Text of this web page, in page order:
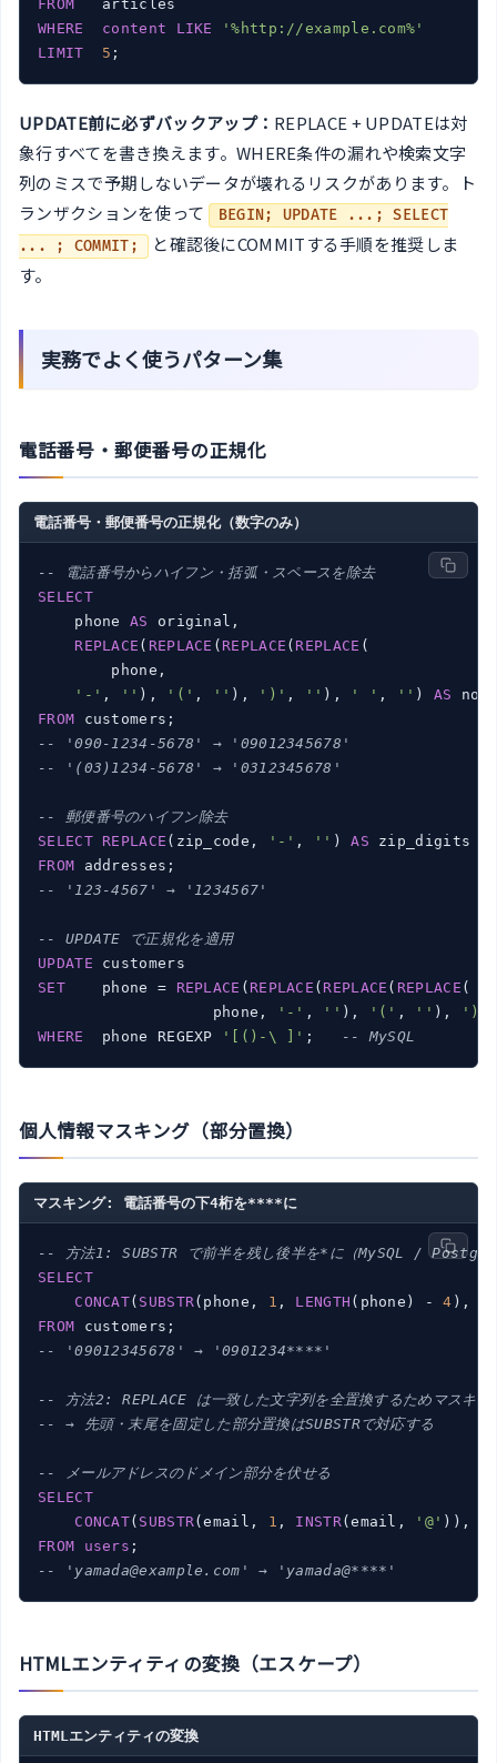
FROM
WHERE
content LIKE
'%http://example.com%'
LIMIT
5
UPDATE前に必ずバックアップ： REPLACE + UPDATEは対
象行すべてを書き換えます。WHERE条件の漏れや検索文字
列のミスで予期しないデータが壊れるリスクがあります。ト
ランザクションを使って
BEGIN; UPDATE ...; SELECT
... ; COMMIT;
と確認後にCOMMITする手順を推奨しま
す。
実務でよく使うパターン集
電話番号・郵便番号の正規化
電話番号・郵便番号の正規化（数字のみ）
-- 電話番号からハイフン・括弧・スペースを除去
SELECT
    phone
AS
original,
REPLACE ( REPLACE ( REPLACE ( REPLACE (
        phone,
'-' , '' ), '(' , '' ), ')' , '' ), ' ' , '' ) AS
FROM
-- '090-1234-5678' → '09012345678'
-- '(03)1234-5678' → '0312345678'
-- 郵便番号のハイフン除去
SELECT
REPLACE (zip_code, '-' , '' ) AS
FROM
-- '123-4567' → '1234567'
-- UPDATE で正規化を適用
UPDATE
SET
    phone =
REPLACE ( REPLACE ( REPLACE ( REPLACE (
                   phone,
'-' , '' ), '(' , '' ), ')'
WHERE
  phone REGEXP
'[()-\ ]' ; -- MySQL
個人情報マスキング（部分置換）
マスキング: 電話番号の下4桁を****に
-- 方法1: SUBSTR で前半を残し後半を*に（MySQL /
SELECT
CONCAT( SUBSTR (phone, 1 , LENGTH (phone) - 4 ),
FROM
-- '09012345678' → '0901234****'
-- 方法2: REPLACE は一致した文字列を全置換するためマスキン
-- → 先頭・末尾を固定した部分置換はSUBSTRで対応する
-- メールアドレスのドメイン部分を伏せる
SELECT
CONCAT( SUBSTR (email, 1 , INSTR (email, '@' )),
FROM
users
-- 'yamada@example.com' → 'yamada@****'
HTMLエンティティの変換（エスケープ）
HTMLエンティティの変換